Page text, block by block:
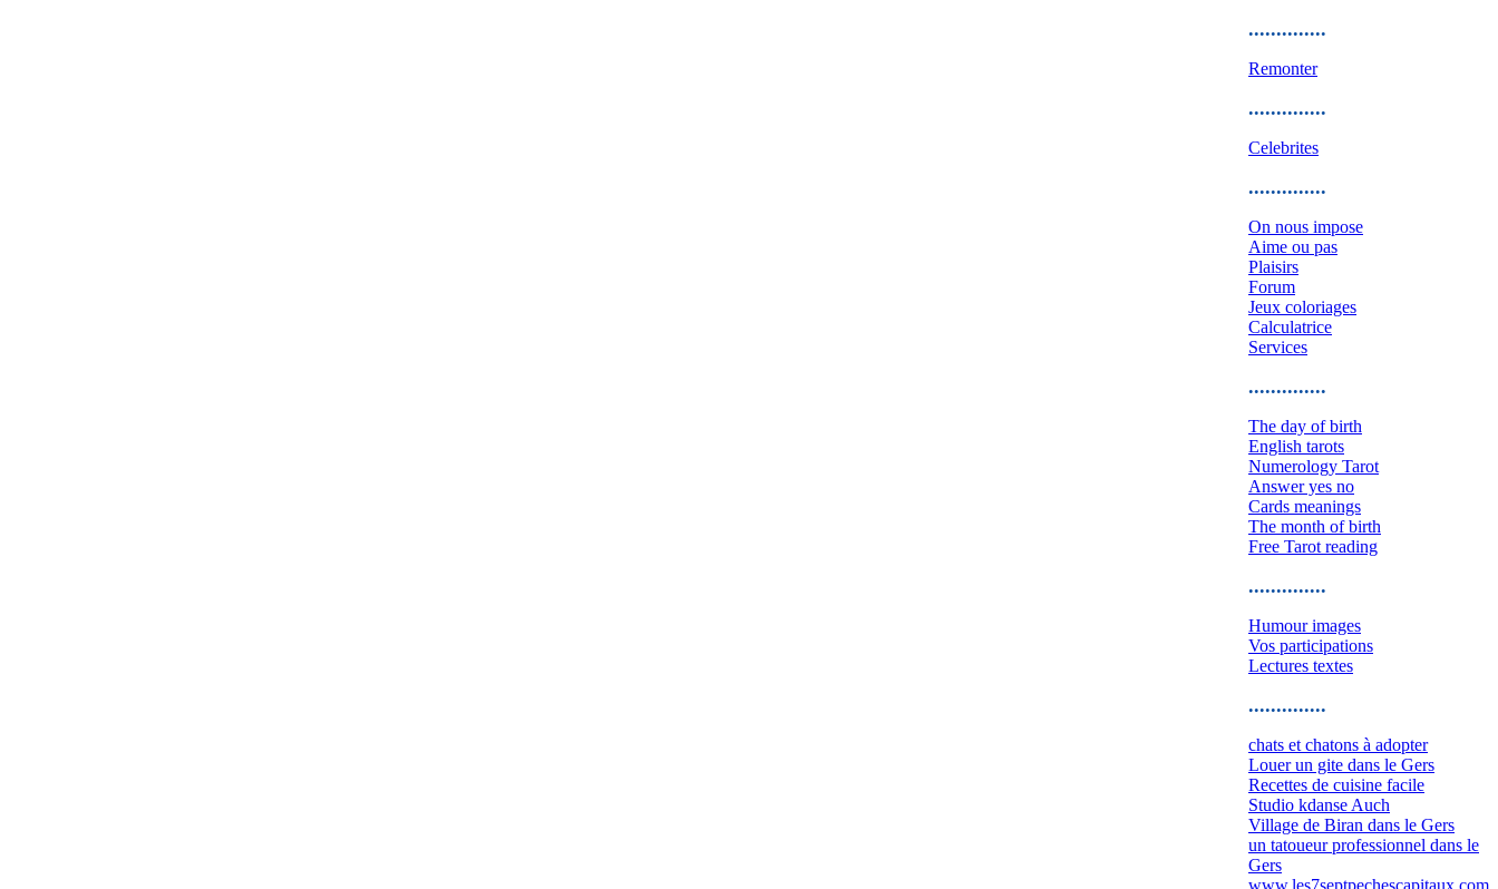
..............
Remonter
..............
Celebrites
..............
On nous impose
Aime ou pas
Plaisirs
Forum
Jeux coloriages
Calculatrice
Services
..............
The day of birth
English tarots
Numerology Tarot
Answer yes no
Cards meanings
The month of birth
Free Tarot reading
..............
Humour images
Vos participations
Lectures textes
..............
chats et chatons à adopter
Louer un gite dans le Gers
Recettes de cuisine facile
Studio kdanse Auch
Village de Biran dans le Gers
un tatoueur professionnel dans le
Gers
www.les7septpechescapitaux.com